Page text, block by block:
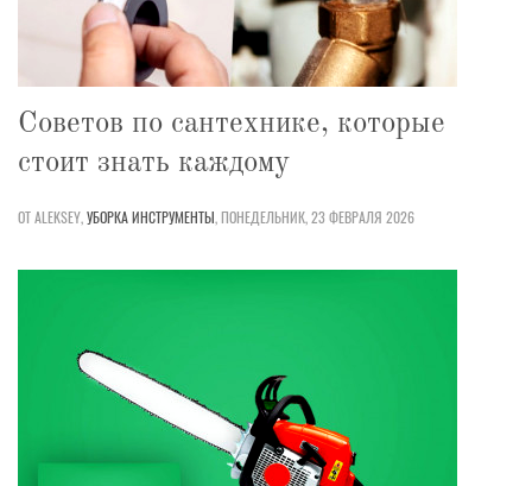
Советов по сантехнике, которые
стоит знать каждому
ОТ ALEKSEY,УБОРКАИНСТРУМЕНТЫ,ПОНЕДЕЛЬНИК, 23 ФЕВРАЛЯ 2026